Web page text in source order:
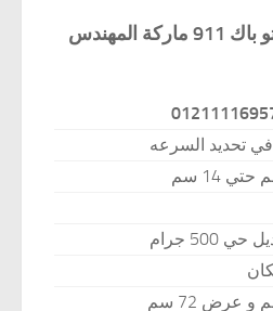
المواصفات الفنية ماكينة تعبئة وتغليف المنتجات و القطع و كل شيئ صلب – فلومنسيباك موديل ام تو باك 911 ماركة المهندس